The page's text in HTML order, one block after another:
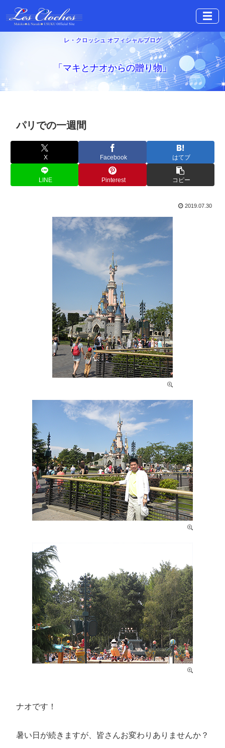
☰
レ・クロッシュ オフィシャルブログ
「マキとナオからの贈り物」
パリでの一週間
X Facebook はてブ
LINE Pinterest コピー
2019.07.30
ナオです！
暑い日が続きますが、皆さんお変わりありませんか？